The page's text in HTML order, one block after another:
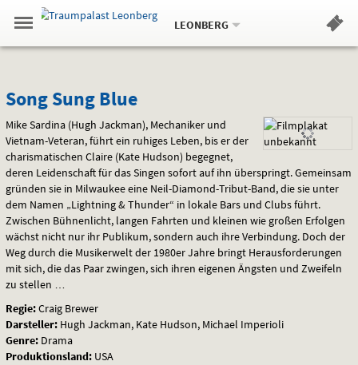
Springe
zum
,zum
.
Navigation
Gehe
zur
Standortauswahl
Standort:
LEONBERG.
Hinweis
Song
Sung
Blue
Song Sung Blue
Mike Sardina (Hugh Jackman), Mechaniker und
Vietnam-Veteran, führt ein ruhiges Leben, bis er der
charismatischen Claire (Kate Hudson) begegnet,
deren Leidenschaft für das Singen sofort auf ihn überspringt. Gemeinsam
gründen sie in Milwaukee eine Neil-Diamond-Tribut-Band, die sie unter
dem Namen „Lightning & Thunder“ in lokale Bars und Clubs führt.
Zwischen Bühnenlicht, langen Fahrten und kleinen wie großen Erfolgen
wächst nicht nur ihr Publikum, sondern auch ihre Verbindung. Doch der
Weg durch die Musikerwelt der 1980er Jahre bringt Herausforderungen
mit sich, die das Paar zwingen, sich ihren eigenen Ängsten und Zweifeln
zu stellen …
Regie:Craig Brewer
Darsteller: Hugh Jackman, Kate Hudson, Michael Imperioli
Genre: Drama
Produktionsland: USA